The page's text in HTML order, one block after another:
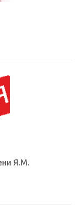
Я.М.